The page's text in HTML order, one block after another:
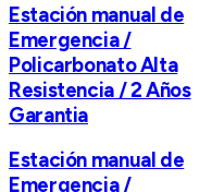
Estación manual de
Emergencia /
Policarbonato Alta
Resistencia / 2 Años
Garantia
Estación manual de
Emergencia /